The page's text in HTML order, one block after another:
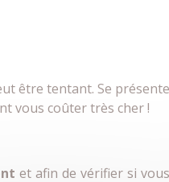
être tentant. Se
vous coûter très cher !
et afin de vérifier si